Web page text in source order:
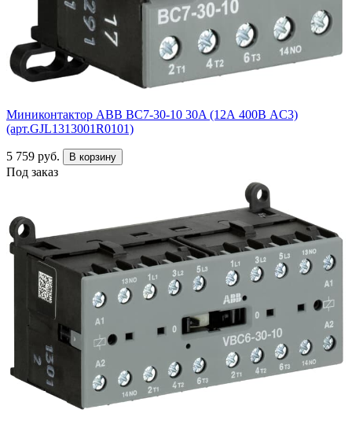
Миниконтактор ABB ВC7-30-10 30A (12А 400В AC3)
(арт.GJL1313001R0101)
5 759 руб. В корзину
Под заказ